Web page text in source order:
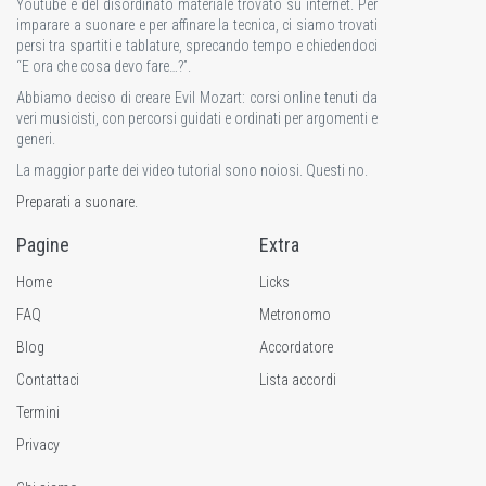
Youtube e del disordinato materiale trovato su internet. Per
imparare a suonare e per affinare la tecnica, ci siamo trovati
persi tra spartiti e tablature, sprecando tempo e chiedendoci
“E ora che cosa devo fare…?”.
Abbiamo deciso di creare Evil Mozart: corsi online tenuti da
veri musicisti, con percorsi guidati e ordinati per argomenti e
generi.
La maggior parte dei video tutorial sono noiosi. Questi no.
Preparati a suonare.
Pagine
Home
FAQ
Blog
Contattaci
Termini
Privacy
Extra
Licks
Metronomo
Accordatore
Lista accordi